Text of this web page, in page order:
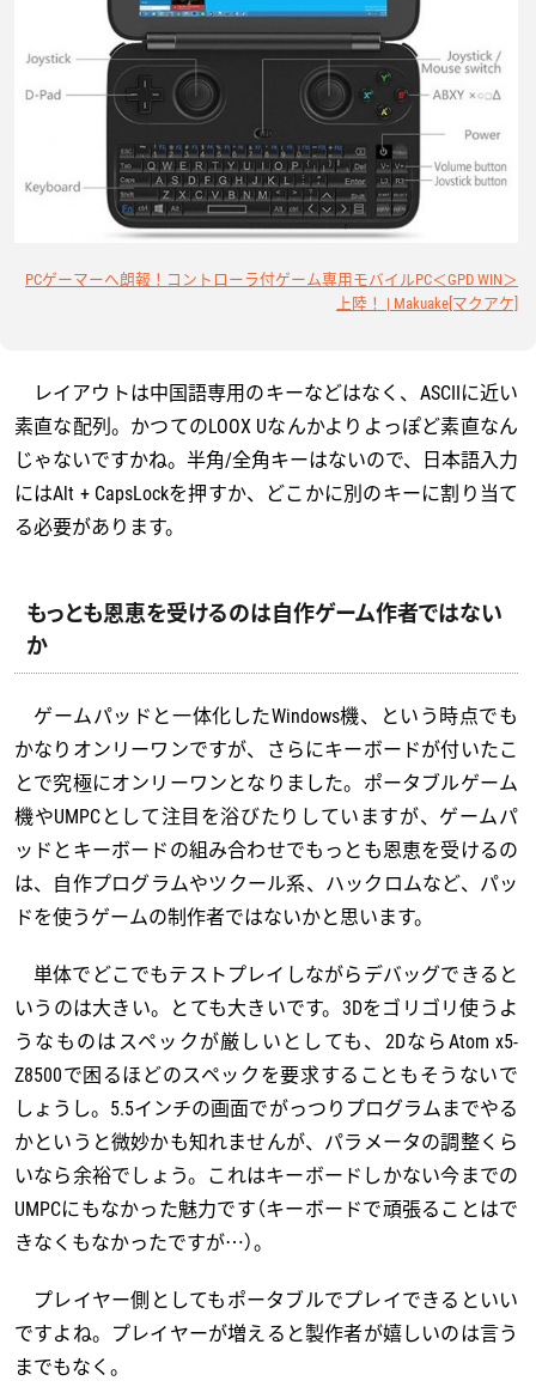
PCゲーマーへ朗報！コントローラ付ゲーム専用モバイルPC＜GPD WIN＞
上陸！ | Makuake[マクアケ]
レイアウトは中国語専用のキーなどはなく、ASCIIに近い
素直な配列。かつてのLOOX Uなんかよりよっぽど素直なん
じゃないですかね。半角/全角キーはないので、日本語入力
にはAlt + CapsLockを押すか、どこかに別のキーに割り当て
る必要があります。
もっとも恩恵を受けるのは自作ゲーム作者ではない
か
ゲームパッドと一体化したWindows機、という時点でも
かなりオンリーワンですが、さらにキーボードが付いたこ
とで究極にオンリーワンとなりました。ポータブルゲーム
機やUMPCとして注目を浴びたりしていますが、ゲームパ
ッドとキーボードの組み合わせでもっとも恩恵を受けるの
は、自作プログラムやツクール系、ハックロムなど、パッ
ドを使うゲームの制作者ではないかと思います。
単体でどこでもテストプレイしながらデバッグできると
いうのは大きい。とても大きいです。3Dをゴリゴリ使うよ
うなものはスペックが厳しいとしても、2DならAtom x5-
Z8500で困るほどのスペックを要求することもそうないで
しょうし。5.5インチの画面でがっつりプログラムまでやる
かというと微妙かも知れませんが、パラメータの調整くら
いなら余裕でしょう。これはキーボードしかない今までの
UMPCにもなかった魅力です（キーボードで頑張ることはで
きなくもなかったですが…）。
プレイヤー側としてもポータブルでプレイできるといい
ですよね。プレイヤーが増えると製作者が嬉しいのは言う
までもなく。